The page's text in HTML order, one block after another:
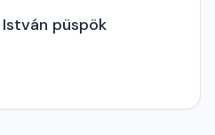
püspök